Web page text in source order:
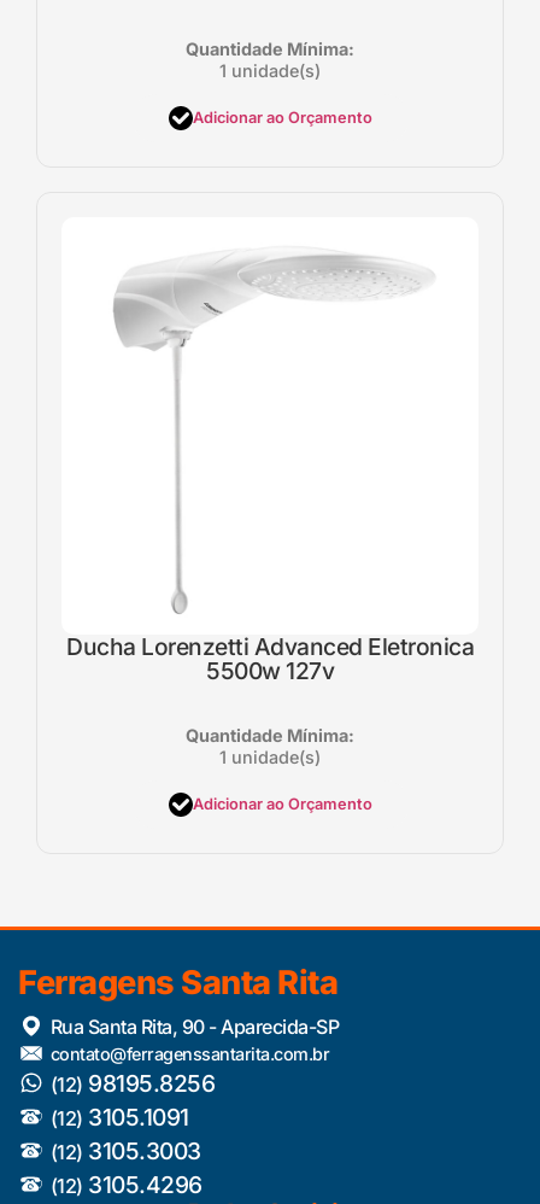
Quantidade Mínima:
1 unidade(s)
Adicionar ao Orçamento
Ducha Lorenzetti Advanced Eletronica
5500w 127v
Quantidade Mínima:
1 unidade(s)
Adicionar ao Orçamento
Ferragens Santa Rita
Rua Santa Rita, 90 - Aparecida-SP
contato@ferragenssantarita.com.br
(12) 98195.8256
(12) 3105.1091
(12) 3105.3003
(12) 3105.4296